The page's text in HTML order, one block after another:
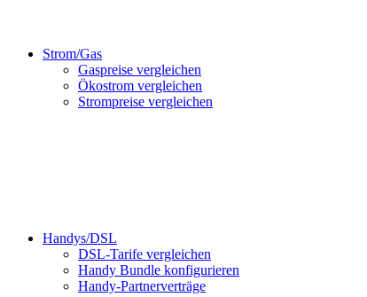
Strom/Gas
Gaspreise vergleichen
Ökostrom vergleichen
Strompreise vergleichen
Handys/DSL
DSL-Tarife vergleichen
Handy Bundle konfigurieren
Handy-Partnerverträge